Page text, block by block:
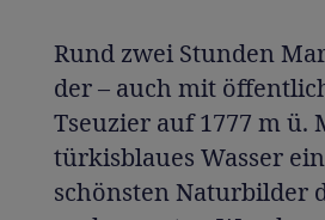
Rund zwei Stunden
der – auch mit
Tseuzier auf 1777 m
türkisblaues Wasser
schönsten Naturbilder